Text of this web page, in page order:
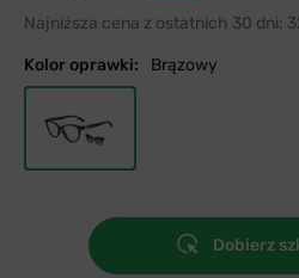
Najniższa cena z ostatnich 30 dni:
Kolor oprawki: Brązowy
Dobierz